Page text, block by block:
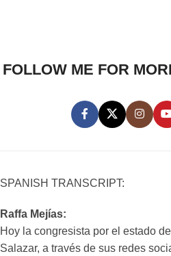
FOLLOW ME FOR
SPANISH TRANSCRIPT:
Raffa Mejías:
Hoy la congresista por el estado
Salazar, a través de sus redes